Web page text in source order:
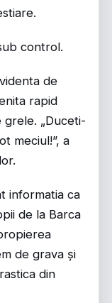
control.
de
rapid
„Duceti-
meciul!”, a
informatia ca
de la Barca
de grava și
din